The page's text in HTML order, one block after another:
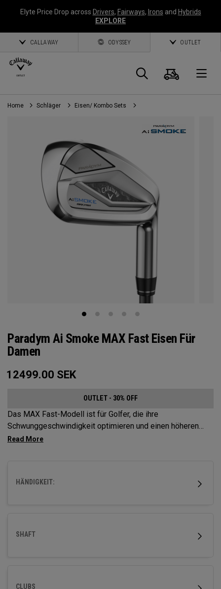
Elyte Price Drop across Drivers, Fairways, Irons and Hybrids
EXPLORE
CALLAWAY ODYSSEY OUTLET
Suche
Home Schläger Eisen/ Kombo Sets
Paradym Ai Smoke MAX Fast Eisen Für
Damen
12499.00 SEK
OUTLET - 30% OFF
Das MAX Fast-Modell ist für Golfer, die ihre
Schwunggeschwindigkeit optimieren und einen höheren
Abschlag wollen, um die Weite zu maximieren und mehr
HÄNDIGKEIT:
SHAFT
CLUBS